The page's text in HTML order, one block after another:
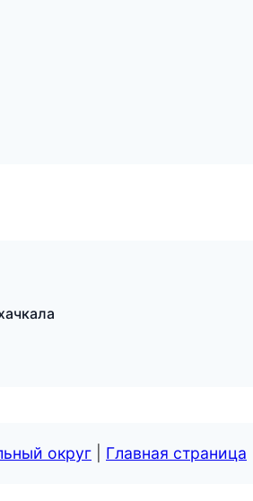
округ Главная страница